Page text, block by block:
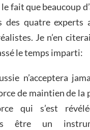
fait que beaucoup
des quatre experts
Je n’en
le temps imparti:
n’acceptera
de maintien de la
qui s’est
être un